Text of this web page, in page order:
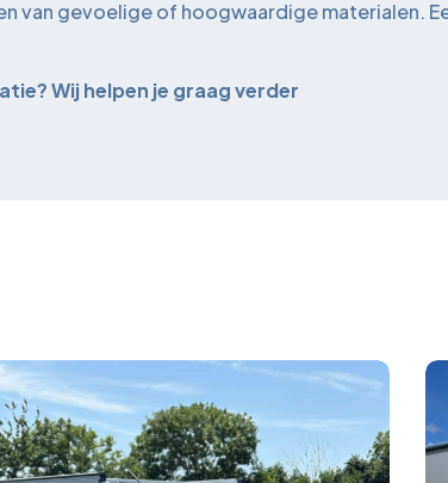
van gevoelige of hoogwaardige materialen.
Wij helpen je graag verder